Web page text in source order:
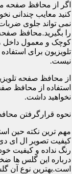
اگر از محافظ صفحه
کنید معایب چندانی
نمی تواند جلوی
را بگیرید.محافظ
کوچک و معمول داخل
تلویزیون برای
نیست.
از محافظ صفحه
استفاده از محافظ
نخواهید داشت.
نحوه قرارگرفتن
مهم ترین نکته حین
کیفیت تصویر ال ای
رنگ نداده و کیفیت
درباره این گلس ها
است.بهترین نوع آن گلس های